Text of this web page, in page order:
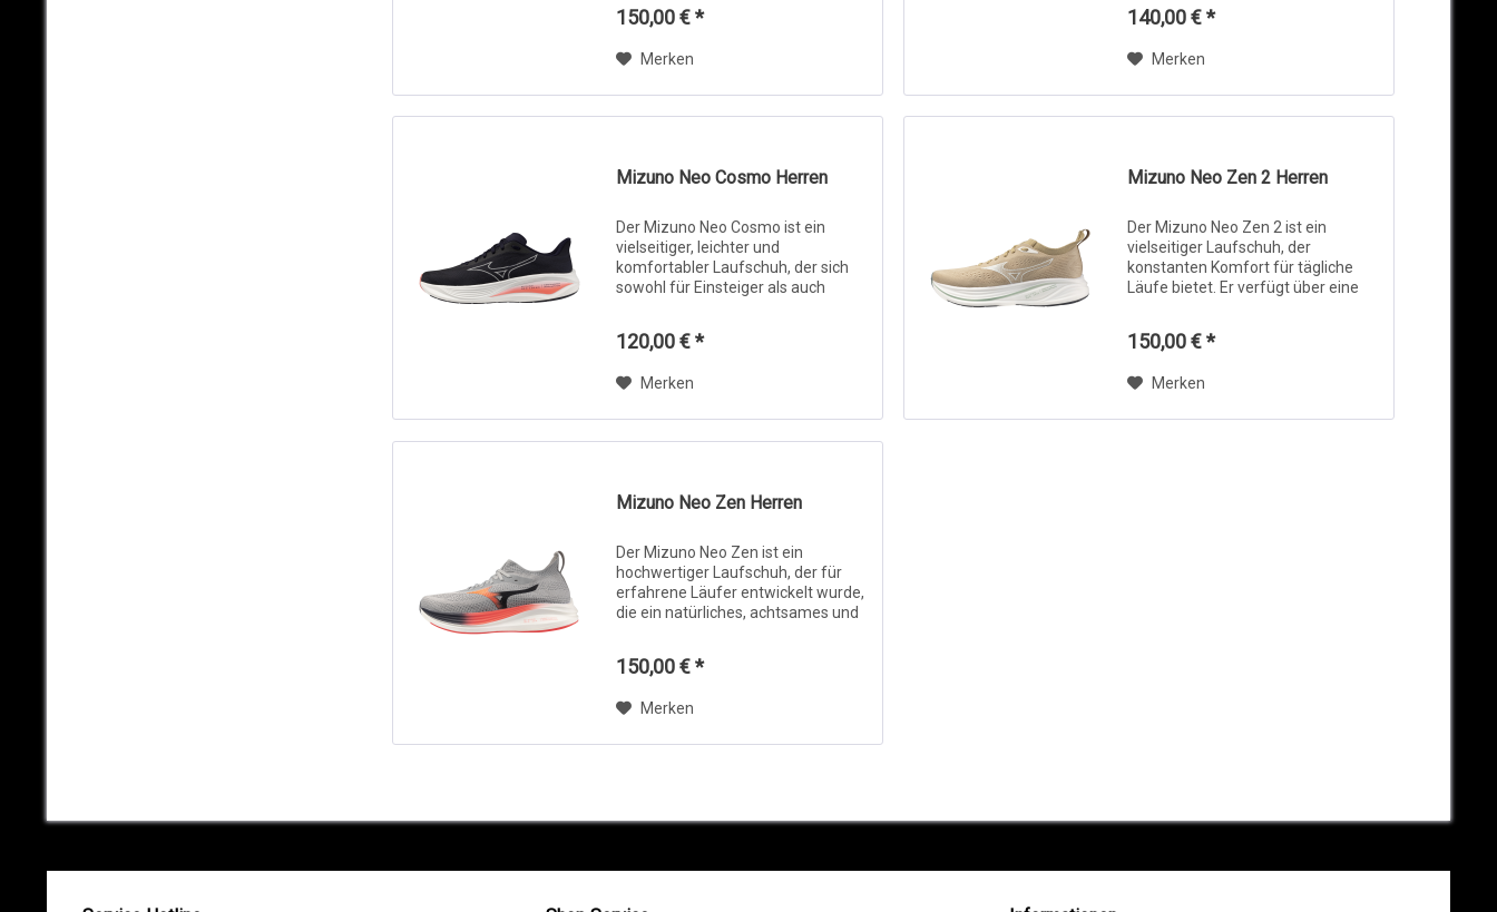
extra weiches und...
150,00 € *
Merken
perfekt für alle
140,00 € *
Merken
Mizuno Neo Cosmo Herren
Der Mizuno Neo Cosmo ist ein
vielseitiger, leichter und
komfortabler Laufschuh, der sich
sowohl für Einsteiger als auch
Mizuno Enerzy NXT Zwischensohle,
120,00 € *
Merken
Mizuno Neo Zen 2 Herren
Der Mizuno Neo Zen 2 ist ein
vielseitiger Laufschuh, der
konstanten Komfort für tägliche
Läufe bietet. Er verfügt über eine
Dämpfung und Energierückgabe
150,00 € *
Merken
Mizuno Neo Zen Herren
Der Mizuno Neo Zen ist ein
hochwertiger Laufschuh, der für
erfahrene Läufer entwickelt wurde,
die ein natürliches, achtsames und
0 mm Sprengung fördert er eine...
150,00 € *
Merken